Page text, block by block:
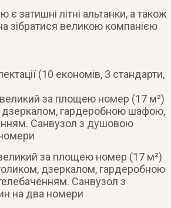
затишні літні альтанки, а також
зібратися великою компанією
(10 економів, 3 стандарти,
за площею номер (17 м²)
гардеробною шафою,
Санвузол з душовою
за площею номер (17 м²)
дзеркалом, гардеробною
Санвузол з
на два номери